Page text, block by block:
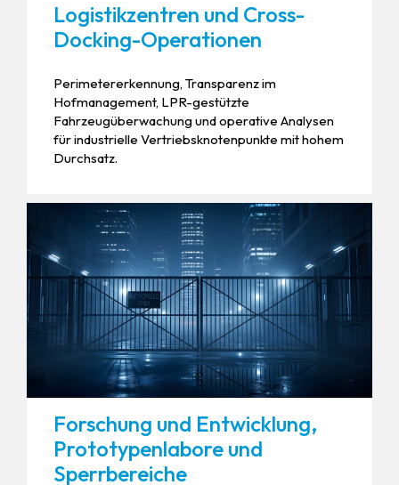
Logistikzentren und Cross-
Docking-Operationen
Perimetererkennung, Transparenz im
Hofmanagement, LPR-gestützte
Fahrzeugüberwachung und operative Analysen
für industrielle Vertriebsknotenpunkte mit hohem
Durchsatz.
Forschung und Entwicklung,
Prototypenlabore und
Sperrbereiche